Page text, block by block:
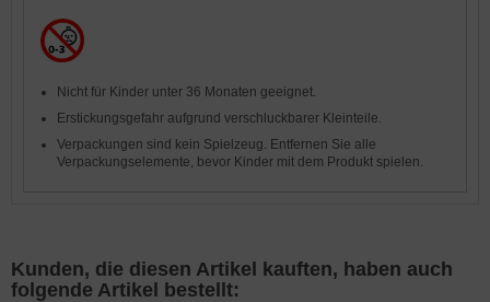
Nicht für Kinder unter 36 Monaten geeignet.
Erstickungsgefahr aufgrund verschluckbarer Kleinteile.
Verpackungen sind kein Spielzeug. Entfernen Sie alle
Verpackungselemente, bevor Kinder mit dem Produkt spielen.
Kunden, die diesen Artikel kauften, haben auch
folgende Artikel bestellt: